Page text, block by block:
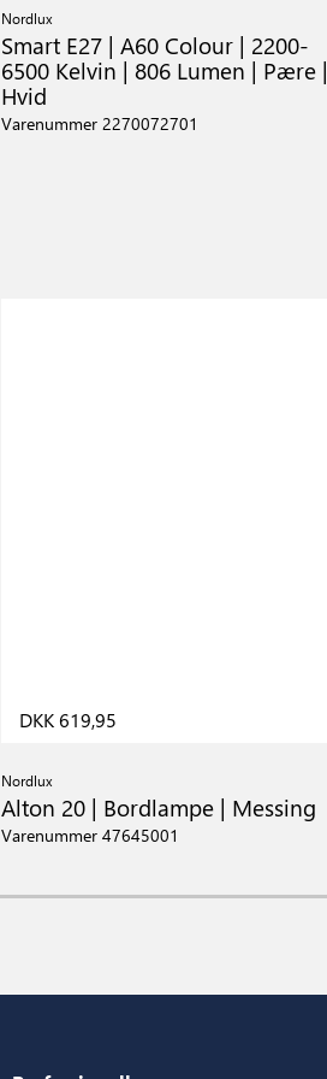
Nordlux
Smart E27 | A60 Colour | 2200-
6500 Kelvin | 806 Lumen | Pære |
Hvid
Varenummer 2270072701
DKK 619,95
Nordlux
Alton 20 | Bordlampe | Messing
Varenummer 47645001